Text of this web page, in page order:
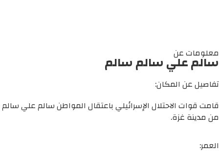
معلومات عن
سالم علي سالم سالم
تفاصيل عن المكان:
قامت قوات الاحتلال الإسرائيلي باعتقال المواطن سالم علي سالم
من مدينة غزة.
العمر: